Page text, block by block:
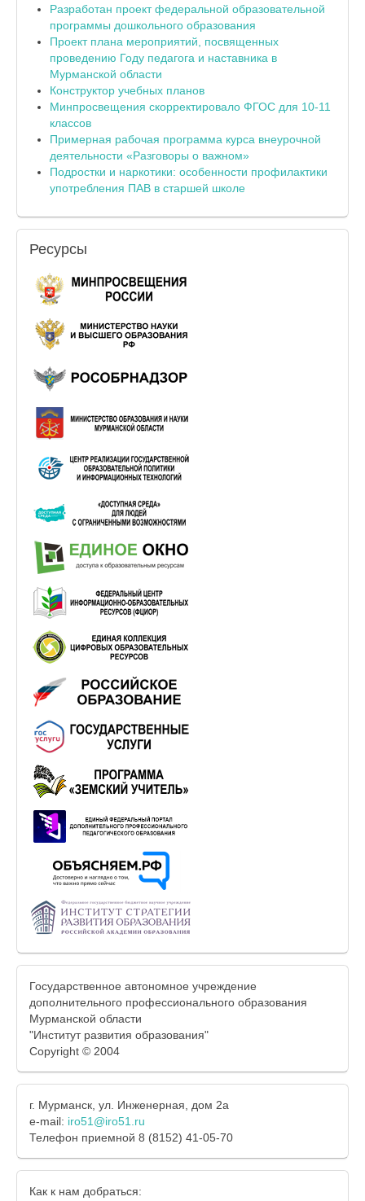
Разработан проект федеральной образовательной
программы дошкольного образования
Проект плана мероприятий, посвященных
проведению Году педагога и наставника в
Мурманской области
Конструктор учебных планов
Минпросвещения скорректировало ФГОС для 10-11
классов
Примерная рабочая программа курса внеурочной
деятельности «Разговоры о важном»
Подростки и наркотики: особенности профилактики
употребления ПАВ в старшей школе
Ресурсы
Государственное автономное учреждение
дополнительного профессионального образования
Мурманской области
"Институт развития образования"
Copyright © 2004
г. Мурманск, ул. Инженерная, дом 2а
e-mail: iro51@iro51.ru
Телефон приемной 8 (8152) 41-05-70
Как к нам добраться: